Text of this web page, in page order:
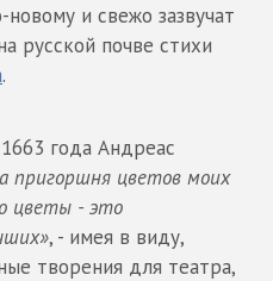
и свежо зазвучат
русской почве стихи
.
года Андреас
пригоршня цветов моих
цветы - это
, - имея в виду,
творения для театра,